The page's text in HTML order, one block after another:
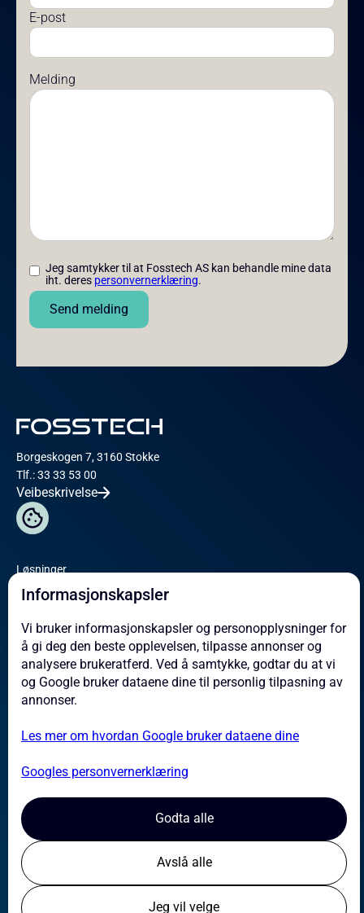
Informasjonskapsler
Vi bruker informasjonskapsler og personopplysninger for
å gi deg den beste opplevelsen, tilpasse annonser og
analysere brukeratferd. Ved å samtykke, godtar du at vi
og Google bruker dataene dine til personlig tilpasning av
annonser.
Les mer om hvordan Google bruker dataene dine
Googles personvernerklæring
Avslå alle
Jeg vil velge
Godta alle
E-post
Melding
Jeg samtykker til at Fosstech AS kan behandle mine data
iht. deres personvernerklæring.
Borgeskogen 7, 3160 Stokke
Tlf.: 33 33 53 00
Veibeskrivelse
Løsninger
Omicron
Om oss
Referanser
Aktuelt
Kontakt
Leverandører
Aktsomhetsvurdering
Sertifiseringer og HMS
Personvernerklæring